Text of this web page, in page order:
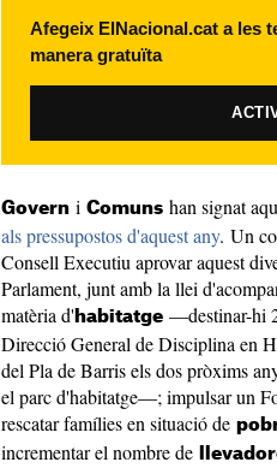
Afegeix ElNacional.cat a les
manera gratuïta
Govern i Comuns han signat
als pressupostos d'aquest any. Un
Consell Executiu aprovar aquest
Parlament, junt amb la llei
matèria d' habitatge —destinar-hi
Direcció General de Disciplina en
del Pla de Barris els dos pròxims
el parc d'habitatge—; impulsar un
rescatar famílies en situació de
incrementar el nombre de